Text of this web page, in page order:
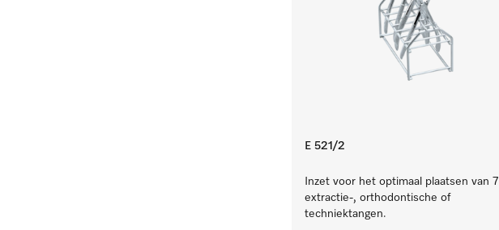
E 521/2
Inzet voor het optimaal plaatsen van 7
extractie-, orthodontische of
techniektangen.